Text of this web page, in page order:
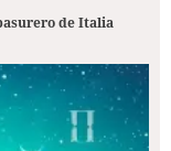
de Italia